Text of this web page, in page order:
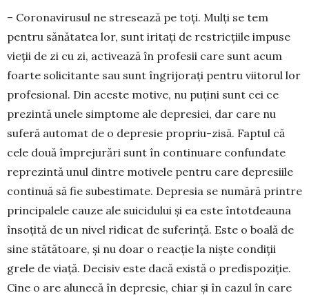
– Coronavirusul ne stresează pe toți. Mulți se tem
pentru sănătatea lor, sunt iritați de restricțiile impuse
vieții de zi cu zi, activează în profesii care sunt acum
foarte solicitante sau sunt îngrijorați pentru viitorul lor
profesional. Din aceste motive, nu puțini sunt cei ce
prezintă unele simptome ale depresiei, dar care nu
suferă automat de o depresie propriu-zisă. Faptul că
cele două împrejurări sunt în continuare confundate
reprezintă unul dintre motivele pentru care depre­siile
continuă să fie subestimate. De­presia se numără printre
principa­lele cauze ale suicidului și ea este întot­deauna
însoțită de un nivel ridicat de suferință. Este o boală de
sine stătă­toare, și nu doar o reacție la niște con­diții
grele de viață. Decisiv este dacă există o predispoziție.
Cine o are alu­necă în depresie, chiar și în cazul în care